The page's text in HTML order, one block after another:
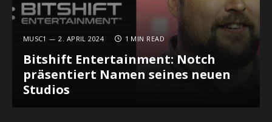
MUSC1 2. APRIL 2024 1 MIN READ
Bitshift Entertainment: Notch
präsentiert Namen seines neuen
Studios